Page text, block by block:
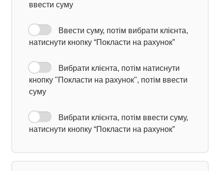
ввести суму
Ввести суму, потім вибрати клієнта,
натиснути кнопку “Покласти на рахунок”
Вибрати клієнта, потім натиснути
кнопку "Покласти на рахунок", потім ввести
суму
Вибрати клієнта, потім ввести суму,
натиснути кнопку “Покласти на рахунок”